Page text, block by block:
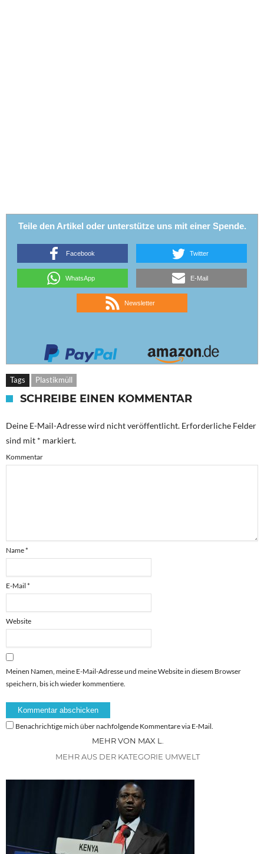
Teile den Artikel oder unterstütze uns mit einer Spende.
Facebook Twitter
WhatsApp E-Mail
Newsletter
Tags Plastikmüll
SCHREIBE EINEN KOMMENTAR
Deine E-Mail-Adresse wird nicht veröffentlicht. Erforderliche Felder
sind mit * markiert.
Kommentar
Name*
E-Mail *
Website
Meinen Namen, meine E-Mail-Adresse und meine Website in diesem Browser
speichern, bis ich wieder kommentiere.
Benachrichtige mich über nachfolgende Kommentare via E-Mail.
MEHR VON MAX L.
MEHR AUS DER KATEGORIE UMWELT